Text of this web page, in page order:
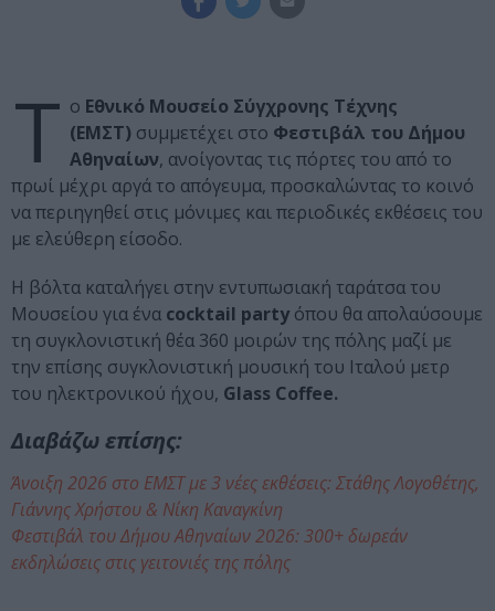
Τ ο Εθνικό Μουσείο Σύγχρονης Τέχνης
(ΕΜΣΤ) συμμετέχει στο Φεστιβάλ του Δήμου
Αθηναίων, ανοίγοντας τις πόρτες του από το
πρωί μέχρι αργά το απόγευμα, προσκαλώντας το κοινό
να περιηγηθεί στις μόνιμες και περιοδικές εκθέσεις του
με ελεύθερη είσοδο.
Η βόλτα καταλήγει στην εντυπωσιακή ταράτσα του
Μουσείου για ένα cocktail party όπου θα απολαύσουμε
τη συγκλονιστική θέα 360 μοιρών της πόλης μαζί με
την επίσης συγκλονιστική μουσική του Ιταλού μετρ
του ηλεκτρονικού ήχου, Glass Coffee.
Διαβάζω επίσης:
Άνοιξη 2026 στο ΕΜΣΤ με 3 νέες εκθέσεις: Στάθης Λογοθέτης,
Γιάννης Χρήστου & Νίκη Καναγκίνη
Φεστιβάλ του Δήμου Αθηναίων 2026: 300+ δωρεάν
εκδηλώσεις στις γειτονιές της πόλης